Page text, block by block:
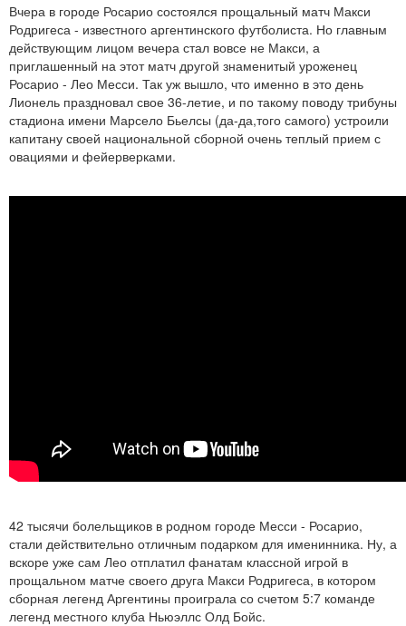
Вчера в городе Росарио состоялся прощальный матч Макси
Родригеса - известного аргентинского футболиста. Но главным
действующим лицом вечера стал вовсе не Макси, а
приглашенный на этот матч другой знаменитый уроженец
Росарио - Лео Месси. Так уж вышло, что именно в это день
Лионель праздновал свое 36-летие, и по такому поводу трибуны
стадиона имени Марсело Бьелсы (да-да,того самого) устроили
капитану своей национальной сборной очень теплый прием с
овациями и фейерверками.
42 тысячи болельщиков в родном городе Месси - Росарио,
стали действительно отличным подарком для именинника. Ну, а
вскоре уже сам Лео отплатил фанатам классной игрой в
прощальном матче своего друга Макси Родригеса, в котором
сборная легенд Аргентины проиграла со счетом 5:7 команде
легенд местного клуба Ньюэллс Олд Бойс.